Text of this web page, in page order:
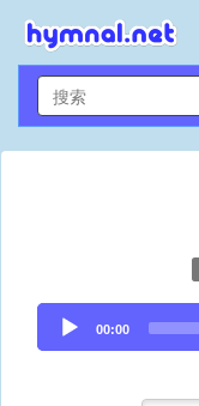
Audio
Player
00:00